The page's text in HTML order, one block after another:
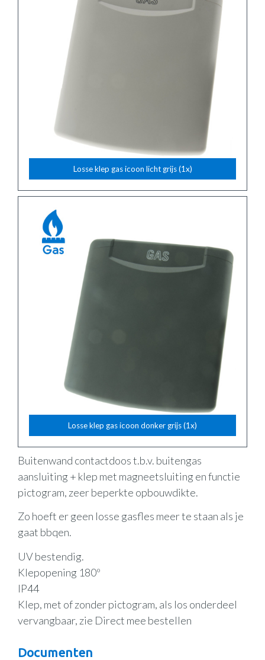
Losse klep gas icoon licht grijs (1x)
Losse klep gas icoon donker grijs (1x)
Buitenwand contactdoos t.b.v. buitengas
aansluiting + klep met magneetsluiting en functie
pictogram, zeer beperkte opbouwdikte.
Zo hoeft er geen losse gasfles meer te staan als je
gaat bbqen.
UV bestendig.
Klepopening 180º
IP44
Klep, met of zonder pictogram, als los onderdeel
vervangbaar, zie Direct mee bestellen
Documenten